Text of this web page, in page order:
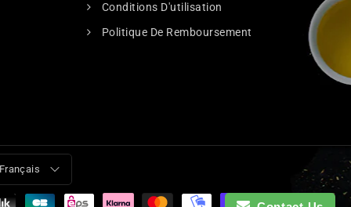
Conditions D'utilisation
Politique De Remboursement
Français